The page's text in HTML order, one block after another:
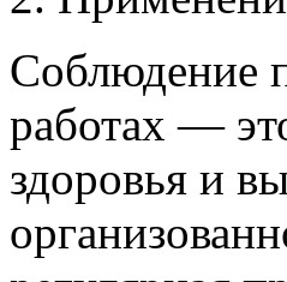
Соблюдение
работах —
здоровья и